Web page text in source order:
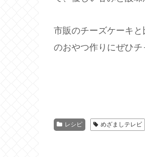
市販のチーズケーキ
のおやつ作りにぜひチ
レシピ めざましテレビ